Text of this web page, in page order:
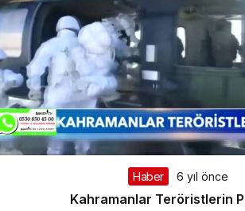
Haber 6 yıl önce
Kahramanlar Teröristlerin